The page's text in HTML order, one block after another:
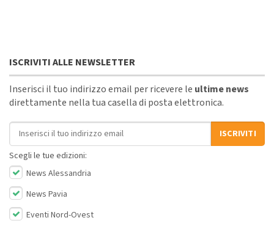
ISCRIVITI ALLE NEWSLETTER
Inserisci il tuo indirizzo email per ricevere le ultime news
direttamente nella tua casella di posta elettronica.
Indirizzo email
ISCRIVITI
Scegli le tue edizioni:
News Alessandria
News Pavia
Eventi Nord-Ovest